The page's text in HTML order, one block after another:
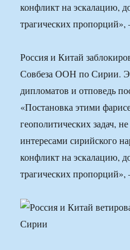
конфликт на эскалацию,
трагических
Россия и Китай
Совбеза ООН по Сирии.
дипломатов и отповедь
«Постановка этими
геополитических задач,
интересами сирийского
конфликт на эскалацию,
трагических